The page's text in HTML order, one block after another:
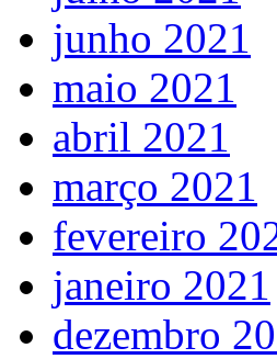
junho 2021
maio 2021
abril 2021
março 2021
fevereiro
janeiro 2021
dezembro